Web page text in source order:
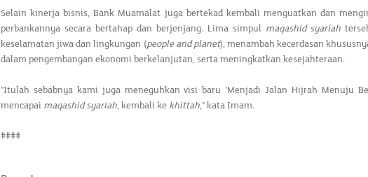
Selain kinerja bisnis, Bank Muamalat juga bertekad kembali menguatkan dan
perbankannya secara bertahap dan berjenjang. Lima simpul maqashid syariah
keselamatan jiwa dan lingkungan (people and planet), menambah kecerdasan
dalam pengembangan ekonomi berkelanjutan, serta meningkatkan kesejahteraan.
"Itulah sebabnya kami juga meneguhkan visi baru 'Menjadi Jalan Hijrah Menuju
mencapai maqashid syariah, kembali ke khittah," kata Imam.
####